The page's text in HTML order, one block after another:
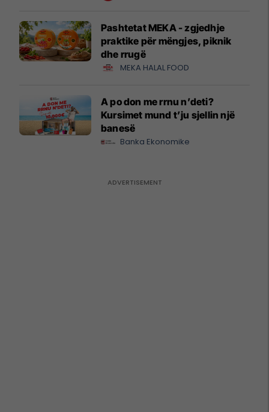
Pashtetat MEKA - zgjedhje
praktike për mëngjes, piknik
dhe rrugë
MEKA HALAL FOOD
A po don me rrnu n’deti?
Kursimet mund t’ju sjellin një
banesë
Banka Ekonomike